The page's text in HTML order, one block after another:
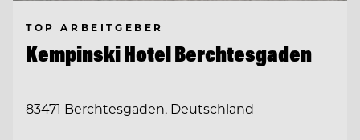
TOP ARBEITGEBER
Kempinski Hotel Berchtesgaden
83471 Berchtesgaden, Deutschland